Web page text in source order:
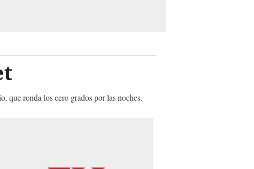
que ronda los cero grados por las noches.